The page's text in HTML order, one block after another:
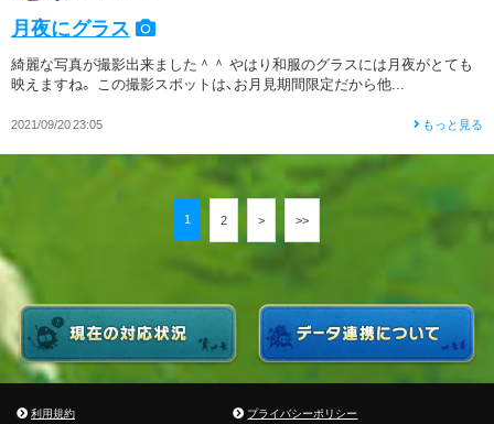
月夜にグラス
綺麗な写真が撮影出来ました＾＾ やはり和服のグラスには月夜がとても
映えますね。 この撮影スポットは、お月見期間限定だから他...
2021/09/20 23:05 もっと見る
1 2 > >>
利用規約 プライバシーポリシー